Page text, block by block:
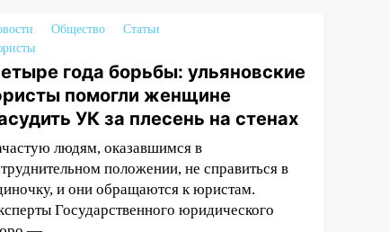
Общество
Статьи
года борьбы: ульяновские
помогли женщине
УК за плесень на стенах
людям, оказавшимся в
положении, не справиться в
и они обращаются к юристам.
Государственного юридического